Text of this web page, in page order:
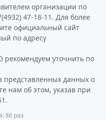
организации по
47-18-11. Для более
официальный сайт
по адресу
уточнить по
представленных данных о
нам об этом, указав при
86 раз